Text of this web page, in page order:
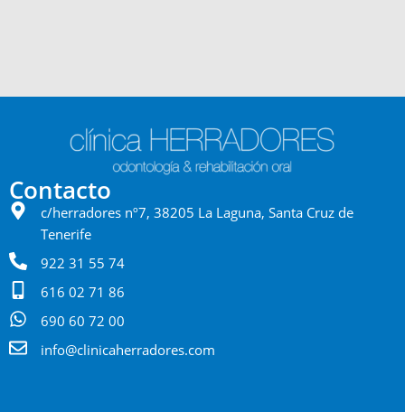
Contacto
c/herradores nº7, 38205 La Laguna, Santa Cruz de
Tenerife
922 31 55 74
616 02 71 86
690 60 72 00
info@clinicaherradores.com